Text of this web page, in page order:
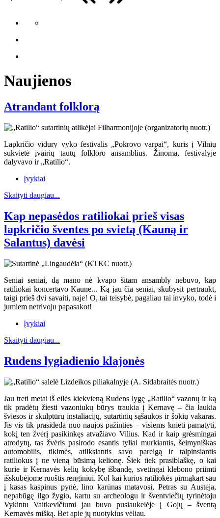
Naujienos
Atrandant folklorą
Lapkričio vidury vyko festivalis „Pokrovo varpai“, kuris į Vilnių
sukvietė įvairių tautų folkloro ansamblius. Žinoma, festivalyje
dalyvavo ir „Ratilio“.
Įvykiai
Skaityti daugiau...
Kap nepasėdos ratiliokai prieš visas
lapkričio šventes po svietą (Kauną ir
Salantus) davėsi
Seniai seniai, dą mano nė kvapo šitam ansambly nebuvo, kap
ratiliokai koncertavo Kaune... Ką jau čia seniai, skubysit pertraukt,
taigi prieš dvi savaiti, naje! O, tai teisybė, pagaliau tai invyko, todė i
jumiem netrivoju papasakot!
Įvykiai
Skaityti daugiau...
Rudens lygiadienio klajonės
Jau treti metai iš eilės kiekvieną Rudens lygę „Ratilio“ vazonų ir ką
tik pradėtų žiesti vazoniukų būrys traukia į Kernavę – čia laukia
šviesos ir skulptūrų instaliacijų, sutartinių sąšaukos ir šokių vakaras.
Jis vis tik prasideda nuo naujos pažinties – visiems knieti pamatyti,
kokį ten žvėrį pasikinkęs atvažiavo Vilius. Kad ir kaip grėsmingai
atrodytų, tas žvėris pasirodo esantis tyliai murkiantis, šeimyniškas
automobilis, tikimės, atliksiantis savo pareigą ir talpinsiantis
ratiliokus į ne vieną būsimą kelionę. Šiek tiek prasiblaškę, o kai
kurie ir Kernavės kelių kokybę išbandę, svetingai klebono priimti
išskubėjome ruoštis renginiui. Kol kai kurios ratiliokės pirmąkart sau
į kasas kaspinus pynė, lino karūnas matavosi, Petras su Austėja,
nepabūgę ilgo žygio, kartu su archeologu ir šventviečių tyrinėtoju
Vykintu Vaitkevičiumi jau buvo pusiaukelėje į Gojų – šventą
Kernavės mišką. Bet apie jų nuotykius vėliau.